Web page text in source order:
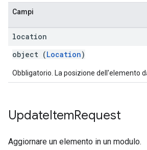
Campi
location
object (Location)
Obbligatorio. La posizione dell'elemento
UpdateItemRequest
Aggiornare un elemento in un modulo.